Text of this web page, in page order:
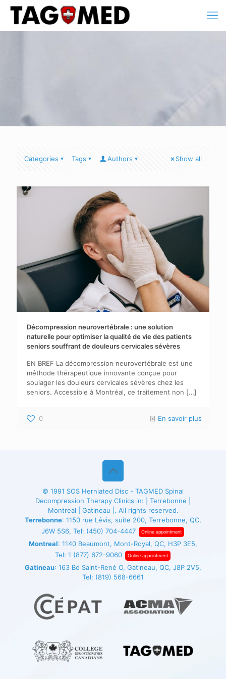
Categories Tags Authors Show all
Décompression neurovertébrale : une solution
naturelle pour optimiser la qualité de vie des patients
seniors souffrant de douleurs cervicales sévères
EN BREF La décompression neurovertébrale est une
méthode thérapeutique innovante conçue pour
soulager les douleurs cervicales sévères chez les
seniors. Accessible à Montréal, ce traitement non […]
0 En savoir plus
© 1991 SOS Herniated Disc - TAGMED Spinal
Decompression Therapy Clinics in: | Terrebonne |
Montreal | Gatineau |. All rights reserved.
Terrebonne: 1150 rue Lévis, suite 200, Terrebonne, QC,
J6W 5S6, Tel: (450) 704-4447 Online appointment
Montreal: 1140 Beaumont, Mont-Royal, QC, H3P 3E5,
Tel: 1 (877) 672-9060 Online appointment
Gatineau: 163 Bd Saint-René O, Gatineau, QC, J8P 2V5,
Tel: (819) 568-6661